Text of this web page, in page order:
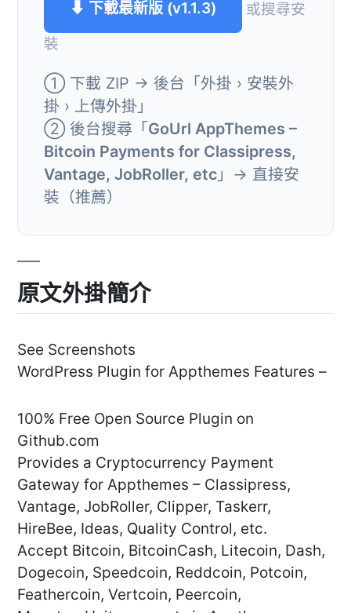
⬇ 下載最新版 (v1.1.3)
或搜尋安
裝
① 下載 ZIP → 後台「外掛 › 安裝外
掛 › 上傳外掛」
② 後台搜尋「GoUrl AppThemes –
Bitcoin Payments for Classipress,
Vantage, JobRoller, etc 」→ 直接安
裝（推薦）
原文外掛簡介
See Screenshots
WordPress Plugin for Appthemes Features –
100% Free Open Source Plugin on
Github.com
Provides a Cryptocurrency Payment
Gateway for Appthemes – Classipress,
Vantage, JobRoller, Clipper, Taskerr,
HireBee, Ideas, Quality Control, etc.
Accept Bitcoin, BitcoinCash, Litecoin, Dash,
Dogecoin, Speedcoin, Reddcoin, Potcoin,
Feathercoin, Vertcoin, Peercoin,